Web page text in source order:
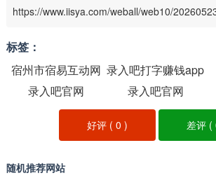
https://www.iisya.com/weball/web10/
标签：
宿州市宿易互动网
络科技
录入吧打字赚钱app
录入吧官网
录入吧官网
好评 (0 ) 差评 (
随机推荐网站